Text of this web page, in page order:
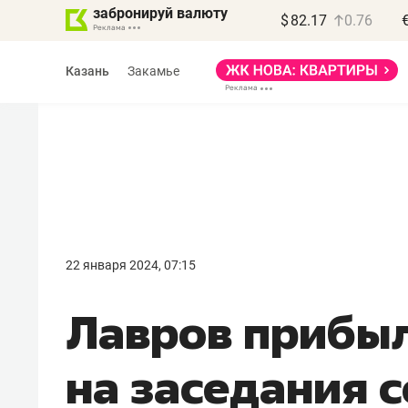
забронируй валюту $ 82.17 0.76
Казань Закамье
22 января 2024, 07:15
Лавров
на заседания
правил, бизнес может
потерять минимум